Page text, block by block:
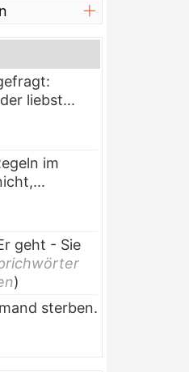
liebst...
im
geht - Sie
)
sterben.